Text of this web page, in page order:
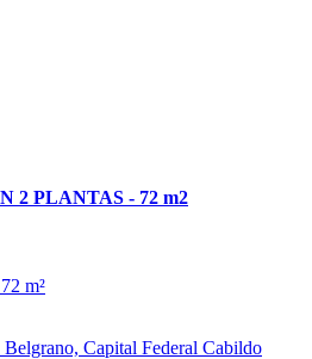
2 PLANTAS - 72 m2
m²